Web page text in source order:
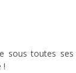
sous toutes
!